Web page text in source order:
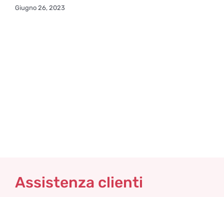
Giugno 26, 2023
Assistenza clienti